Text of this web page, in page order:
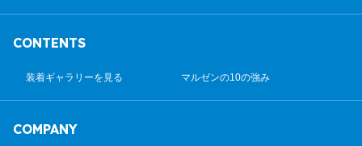
CONTENTS
装着ギャラリーを見る マルゼンの10の強み
COMPANY